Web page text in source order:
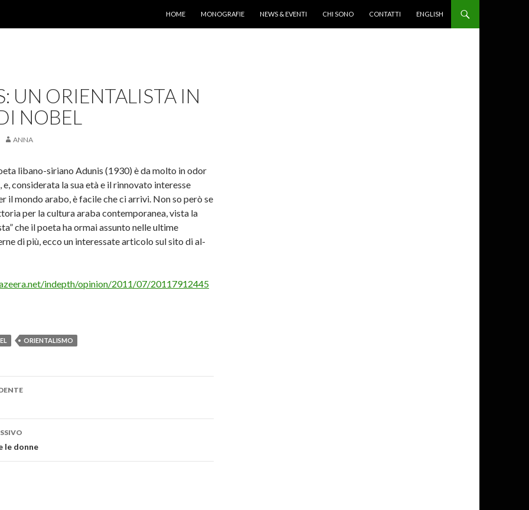
HOME
MONOGRAFIE NEWS & EVENTI CHI SONO CONTATTI ENGLISH
UN ORIENTALISTA IN
NOBEL
ANNA
libano-siriano Adunis (1930) è da molto in odor
considerata la sua età e il rinnovato interesse
il mondo arabo, è facile che ci arrivi. Non so però se
per la cultura araba contemporanea, vista la
che il poeta ha ormai assunto nelle ultime
di più, ecco un interessate articolo sul sito di al-
indepth/opinion/2011/07/20117912445
ORIENTALISMO
le donne